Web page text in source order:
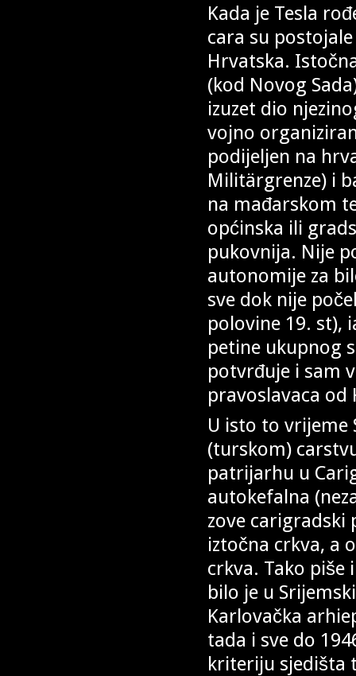
Kada je Tesla
cara su
Hrvatska.
(kod Novog
izuzet dio
vojno
podijeljen na
Militärgrenze) i
na mađarskom
općinska ili
pukovnija. Nije
autonomije za
sve dok nije
polovine 19. st),
petine ukupnog
potvrđuje i sam
pravoslavaca
U isto to vrijeme
(turskom)
patrijarhu u
autokefalna
zove carigradski
iztočna crkva, a
crkva. Tako piše
bilo je u
Karlovačka
tada i sve do
kriteriju sjedišta